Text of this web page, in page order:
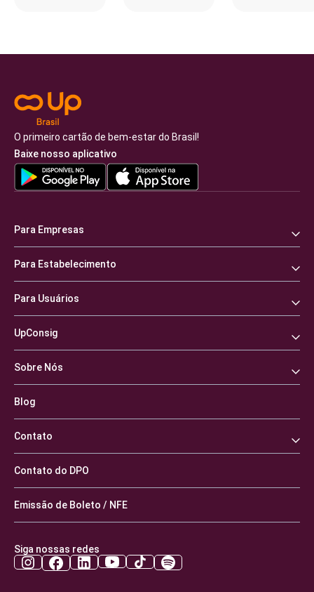
O primeiro cartão de bem-estar do Brasil!
Baixe nosso aplicativo
Para Empresas
Para Estabelecimento
Para Usuários
UpConsig
Sobre Nós
Blog
Contato
Contato do DPO
Emissão de Boleto / NFE
Siga nossas redes